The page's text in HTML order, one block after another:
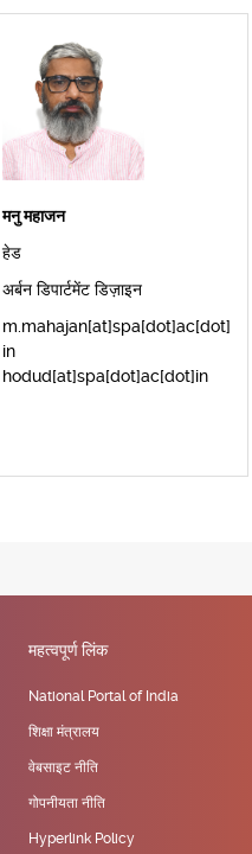
मनु महाजन
हेड
अर्बन डिपार्टमेंट डिज़ाइन
m.mahajan[at]spa[dot]ac[dot]
in
hodud[at]spa[dot]ac[dot]in
महत्वपूर्ण लिंक
National Portal of India
शिक्षा मंत्रालय
वेबसाइट नीति
गोपनीयता नीति
Hyperlink Policy